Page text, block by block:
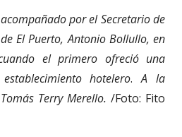
por el Secretario de
El Puerto, Antonio Bollullo, en
el primero ofreció una
hotelero. A la
Terry Merello. /Foto: Fito